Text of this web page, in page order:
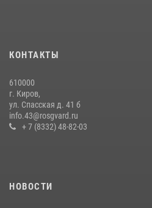
В Кирове и Кирово-Чепецке
подозреваемых в хулиганстве
19 июля 2026, 07:00
КОНТАКТЫ
610000
г. Киров,
ул. Спасская д. 41 б
info.43@rosgvard.ru
+ 7 (8332) 48-82-03
НОВОСТИ